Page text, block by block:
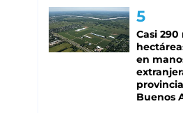
Casi 290
en
Buenos